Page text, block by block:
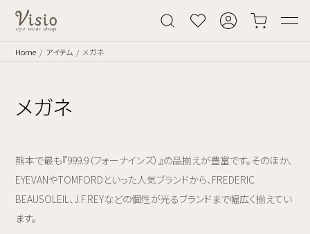
Home アイテム メガネ
メガネ
熊本で最も『999.9（フォーナインズ）』の品揃えが豊富です。そのほか、
EYEVANやTOMFORDといった人気ブランドから、FREDERIC
BEAUSOLEIL、J.F.REYなどの個性が光るブランドまで幅広く揃えてい
ます。